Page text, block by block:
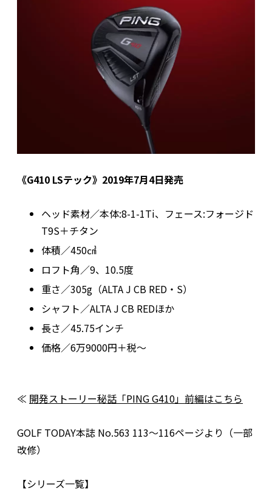
《G410 LSテック》2019年7月4日発売
ヘッド素材／本体:8-1-1Ti、フェース:フォージド
T9S＋チタン
体積／450㎤
ロフト角／9、10.5度
重さ／305g（ALTA J CB RED・S）
シャフト／ALTA J CB REDほか
長さ／45.75インチ
価格／6万9000円＋税～
≪ 開発ストーリー秘話「PING G410」前編はこちら
GOLF TODAY本誌 No.563 113〜116ページより（一部
改修）
【シリーズ一覧】